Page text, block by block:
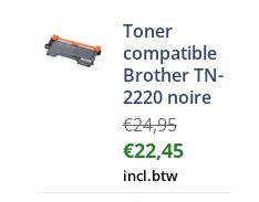
Toner
compatible
Brother TN-
2220 noire
€24,95
Le
prix
€22,45Le
incl.btw